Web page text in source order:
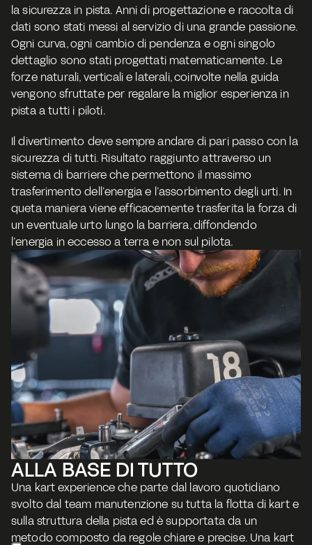
ALLA BASE DI TUTTO
Una kart experience che parte dal lavoro quotidiano
svolto dal team manutenzione su tutta la flotta di kart e
sulla struttura della pista ed è supportata da un
metodo composto da regole chiare e precise. Una kart
la sicurezza in pista. Anni di progettazione e raccolta di
dati sono stati messi al servizio di una grande passione.
Ogni curva, ogni cambio di pendenza e ogni singolo
dettaglio sono stati progettati matematicamente. Le
forze naturali, verticali e laterali, coinvolte nella guida
vengono sfruttate per regalare la miglior esperienza in
pista a tutti i piloti.
Il divertimento deve sempre andare di pari passo con la
sicurezza di tutti. Risultato raggiunto attraverso un
sistema di barriere che permettono il massimo
trasferimento dell’energia e l’assorbimento degli urti. In
queta maniera viene efficacemente trasferita la forza di
un eventuale urto lungo la barriera, diffondendo
l’energia in eccesso a terra e non sul pilota.